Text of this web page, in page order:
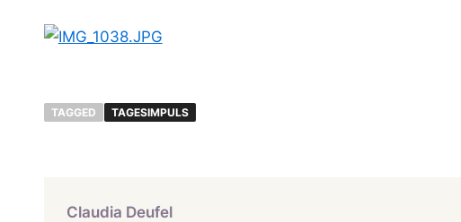
TAGGED TAGESIMPULS
Claudia Deufel